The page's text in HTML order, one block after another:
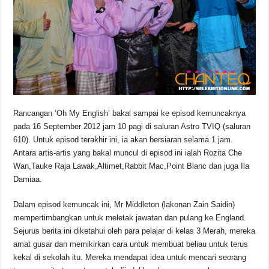
o
o
k
p
p
s
n
k
Rancangan ‘Oh My English’ bakal sampai ke episod kemuncaknya
pada 16 September 2012 jam 10 pagi di saluran Astro TVIQ (saluran
610). Untuk episod terakhir ini, ia akan bersiaran selama 1 jam.
Antara artis-artis yang bakal muncul di episod ini ialah Rozita Che
Wan,Tauke Raja Lawak,Altimet,Rabbit Mac,Point Blanc dan juga Ila
Damiaa.
Dalam episod kemuncak ini, Mr Middleton (lakonan Zain Saidin)
mempertimbangkan untuk meletak jawatan dan pulang ke England.
Sejurus berita ini diketahui oleh para pelajar di kelas 3 Merah, mereka
amat gusar dan memikirkan cara untuk membuat beliau untuk terus
kekal di sekolah itu. Mereka mendapat idea untuk mencari seorang